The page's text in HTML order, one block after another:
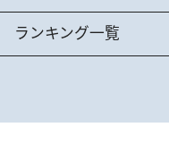
ランキング一覧